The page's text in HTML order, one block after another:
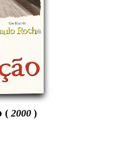
( 2000 )